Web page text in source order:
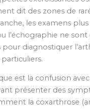
dit des zones de
les examens
l’échographie ne
pour diagnostiquer
est la confusion avec
présenter des
la coxarthrose